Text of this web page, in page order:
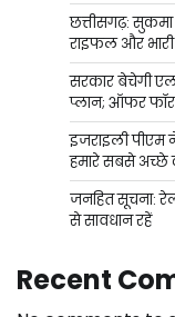
छत्तीसगढ़:
राइफल और भारी
सरकार बेचेगी
प्लान; ऑफर
इजराइली पीएम
हमारे सबसे अच्छे
जनहित सूचना:
से सावधान रहें
Recent